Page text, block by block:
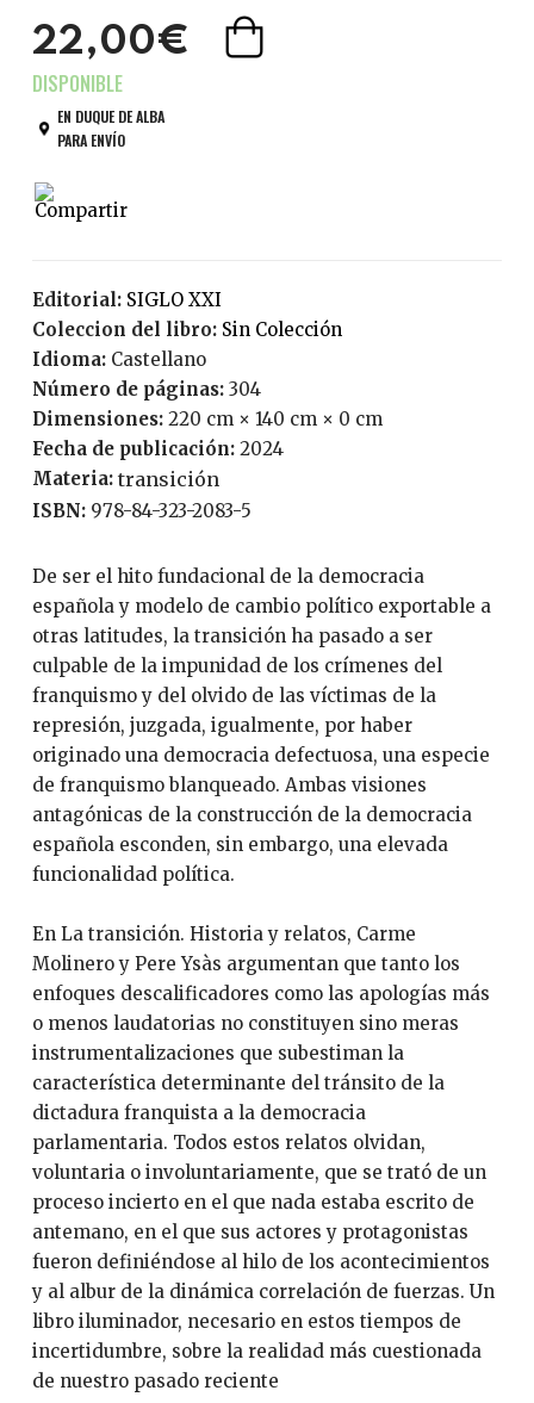
22,00€
EN DUQUE DE ALBA
PARA ENVÍO
Editorial:
SIGLO XXI
Coleccion del libro:
Sin Colección
Idioma:
Castellano
Número de páginas:
304
Dimensiones: 220 cm × 140 cm × 0 cm
Fecha de publicación:
2024
Materia: transición
ISBN: 978-84-323-2083-5
De ser el hito fundacional de la democracia
española y modelo de cambio político exportable a
otras latitudes, la transición ha pasado a ser
culpable de la impunidad de los crímenes del
franquismo y del olvido de las víctimas de la
represión, juzgada, igualmente, por haber
originado una democracia defectuosa, una especie
de franquismo blanqueado. Ambas visiones
antagónicas de la construcción de la democracia
española esconden, sin embargo, una elevada
funcionalidad política.
En La transición. Historia y relatos, Carme
Molinero y Pere Ysàs argumentan que tanto los
enfoques descalificadores como las apologías más
o menos laudatorias no constituyen sino meras
instrumentalizaciones que subestiman la
característica determinante del tránsito de la
dictadura franquista a la democracia
parlamentaria. Todos estos relatos olvidan,
voluntaria o involuntariamente, que se trató de un
proceso incierto en el que nada estaba escrito de
antemano, en el que sus actores y protagonistas
fueron definiéndose al hilo de los acontecimientos
y al albur de la dinámica correlación de fuerzas. Un
libro iluminador, necesario en estos tiempos de
incertidumbre, sobre la realidad más cuestionada
de nuestro pasado reciente